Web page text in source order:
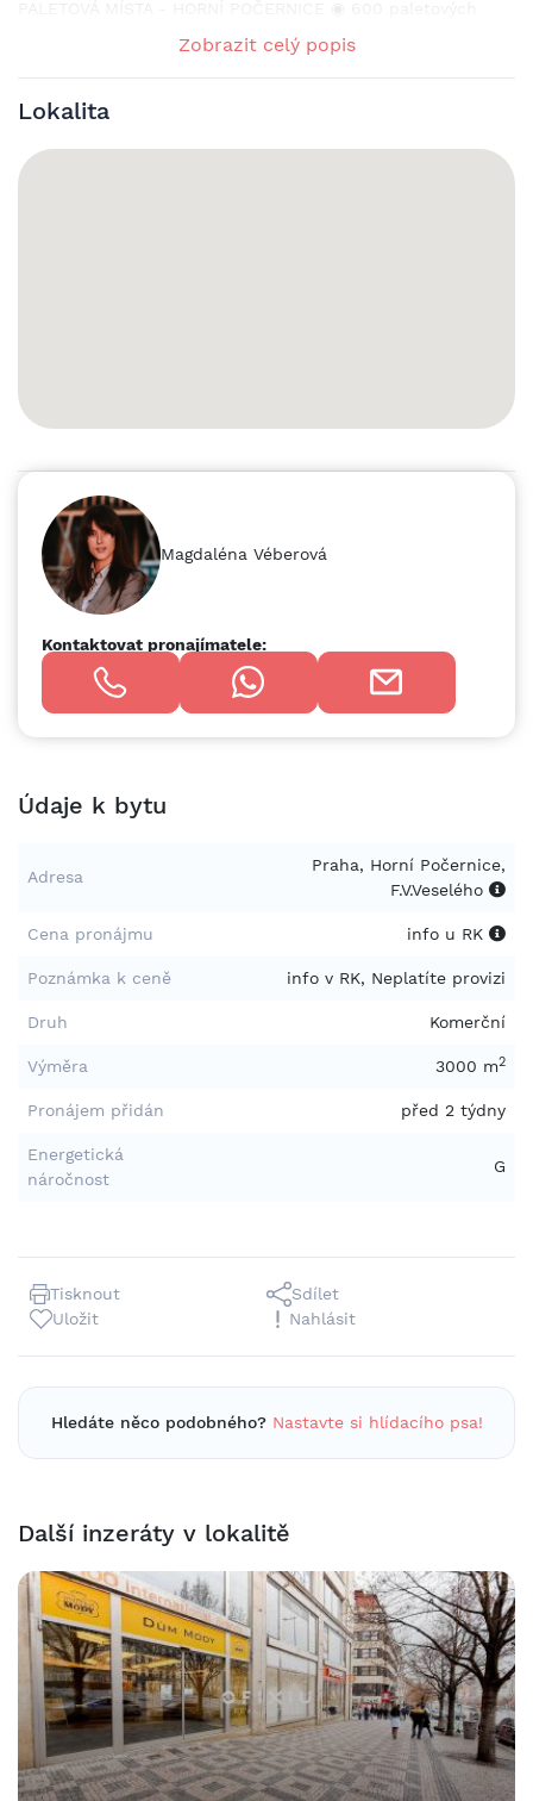
míst pouze v rámci logistických služeb DOSTUPNOST ◉
logistické služby: ihned SPECIFIKACE ◉ moderní prostory ◉
světlá výška 10 m ◉ nosnost podlah 5t/m2 ◉ nosnost pater
500 kg/m2 ◉ hydraulické můstky ◉ přístup 24/7 LOKALITA
D10, D8 a na Pražský okruh ◉ Stéblová, Pardubický kraj ◉
vzdálenosti: Pardubice 10 km, Hradec králové 10 km CENA
Zobrazit celý popis
Lokalita
Magdaléna Véberová
Kontaktovat pronajímatele:
Tisknout
Sdílet
Uložit
Nahlásit
Hledáte něco podobného? Nastavte si hlídacího psa!
Údaje k bytu
Adresa
Praha, Horní Počernice,
F.V.Veselého
Cena pronájmu info u RK
Poznámka k ceně info v RK, Neplatíte provizi
Druh Komerční
Výměra 3000 m2
Pronájem přidán před 2 týdny
Energetická
náročnost
G
Další inzeráty v lokalitě